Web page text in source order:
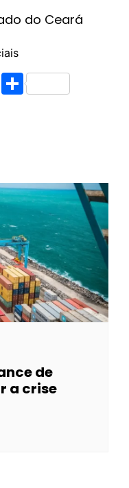
do Ceará
Li S
de
a crise